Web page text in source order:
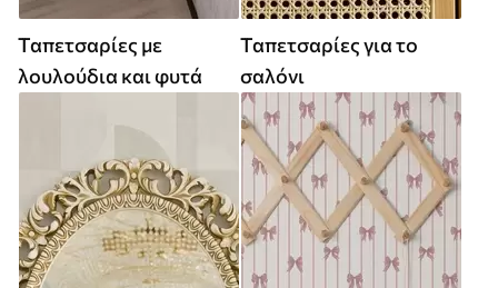
Ταπετσαρίες με
λουλούδια και φυτά
Ταπετσαρίες για το
σαλόνι